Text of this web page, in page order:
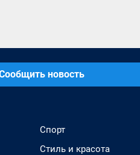
новость
Спорт
Стиль и красота